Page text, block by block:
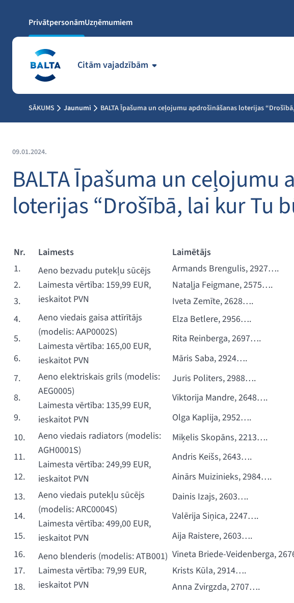
PrivātpersonāmUzņēmumiem
Citām vajadzībām
SĀKUMS Jaunumi BALTA Īpašuma un ceļojumu apdrošināšanas loterijas
09.01.2024.
BALTA Īpašuma un ceļojumu
loterijas “Drošībā, lai kur Tu
Nr. Laimests
Laimētājs
1.
Aeno bezvadu putekļu sūcējs
Laimesta vērtība: 159,99 EUR,
ieskaitot PVN
Armands Brengulis, 2927….
2.
Nataļja Feigmane, 2575….
3.
Iveta Zemīte, 2628….
4.
Aeno viedais gaisa attīrītājs
(modelis: AAP0002S)
Laimesta vērtība: 165,00 EUR,
ieskaitot PVN
Elza Betlere, 2956….
5.
Rita Reinberga, 2697….
6.
Māris Saba, 2924….
7.
Aeno elektriskais grils (modelis:
AEG0005)
Laimesta vērtība: 135,99 EUR,
ieskaitot PVN
Juris Politers, 2988….
8.
Viktorija Mandre, 2648….
9.
Olga Kaplija, 2952….
10.
Aeno viedais radiators (modelis:
AGH0001S)
Laimesta vērtība: 249,99 EUR,
ieskaitot PVN
Miķelis Skopāns, 2213….
11.
Andris Keišs, 2643….
12.
Ainārs Muizinieks, 2984….
13.
Aeno viedais putekļu sūcējs
(modelis: ARC0004S)
Laimesta vērtība: 499,00 EUR,
ieskaitot PVN
Dainis Izajs, 2603….
14.
Valērija Siņica, 2247….
15.
Aija Raistere, 2603….
16.
Aeno blenderis (modelis: ATB001)
Laimesta vērtība: 79,99 EUR,
ieskaitot PVN
Vineta Briede-Veidenberga,
17.
Krists Kūla, 2914….
18.
Anna Zvirgzda, 2707….